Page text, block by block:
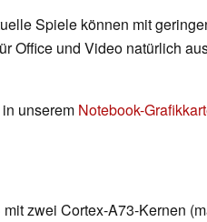
Spiele können mit
Office und Video natürlich
unserem Notebook-
zwei Cortex-A73-Kernen